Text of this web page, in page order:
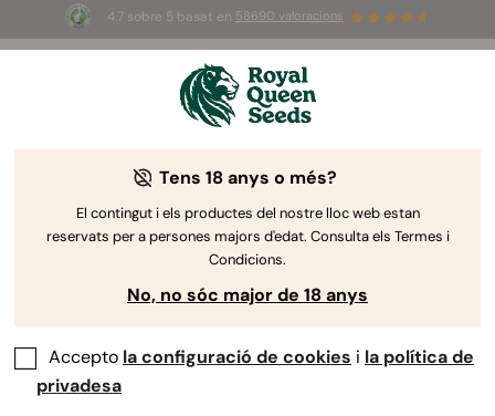
4.7 sobre 5 basat en 58690 valoracions
3 llavors White Widow Auto
Tens 18 anys o més?
El contingut i els productes del nostre lloc web estan
reservats per a persones majors d'edat. Consulta els Termes i
Condicions.
No, no sóc major de 18 anys
Accepto la configuració de cookies i la política de
privadesa